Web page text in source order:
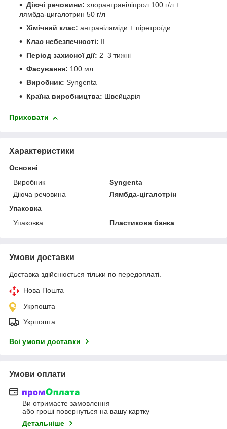
Діючі речовини: хлорантраніліпрол 100 г/л +
лямбда-цигалотрин 50 г/л
Хімічний клас: антраніламіди + піретроїди
Клас небезпечності: II
Період захисної дії: 2–3 тижні
Фасування: 100 мл
Виробник: Syngenta
Країна виробництва: Швейцарія
Приховати
Характеристики
Основні
Виробник
Syngenta
Діюча речовина
Лямбда-цігалотрін
Упаковка
Упаковка
Пластикова банка
Умови доставки
Доставка здійснюється тільки по передоплаті.
Нова Пошта
Укрпошта
Укрпошта
Всі умови доставки
Умови оплати
Ви отримаєте замовлення
або гроші повернуться на вашу картку
Детальніше